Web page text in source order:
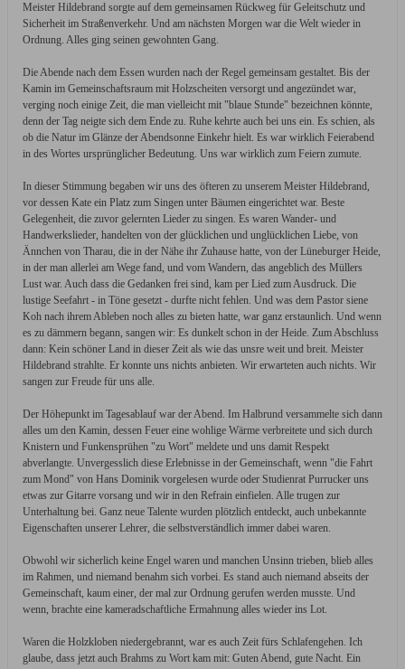
Meister Hildebrand sorgte auf dem gemeinsamen Rückweg für Geleitschutz und
Sicherheit im Straßenverkehr. Und am nächsten Morgen war die Welt wieder in
Ordnung. Alles ging seinen gewohnten Gang.
Die Abende nach dem Essen wurden nach der Regel gemeinsam gestaltet. Bis der
Kamin im Gemeinschaftsraum mit Holzscheiten versorgt und angezündet war,
verging noch einige Zeit, die man vielleicht mit "blaue Stunde" bezeichnen könnte,
denn der Tag neigte sich dem Ende zu. Ruhe kehrte auch bei uns ein. Es schien, als
ob die Natur im Glänze der Abendsonne Einkehr hielt. Es war wirklich Feierabend
in des Wortes ursprünglicher Bedeutung. Uns war wirklich zum Feiern zumute.
In dieser Stimmung begaben wir uns des öfteren zu unserem Meister Hildebrand,
vor dessen Kate ein Platz zum Singen unter Bäumen eingerichtet war. Beste
Gelegenheit, die zuvor gelernten Lieder zu singen. Es waren Wander- und
Handwerkslieder, handelten von der glücklichen und unglücklichen Liebe, von
Ännchen von Tharau, die in der Nähe ihr Zuhause hatte, von der Lüneburger Heide,
in der man allerlei am Wege fand, und vom Wandern, das angeblich des Müllers
Lust war. Auch dass die Gedanken frei sind, kam per Lied zum Ausdruck. Die
lustige Seefahrt - in Töne gesetzt - durfte nicht fehlen. Und was dem Pastor siene
Koh nach ihrem Ableben noch alles zu bieten hatte, war ganz erstaunlich. Und wenn
es zu dämmern begann, sangen wir: Es dunkelt schon in der Heide. Zum Abschluss
dann: Kein schöner Land in dieser Zeit als wie das unsre weit und breit. Meister
Hildebrand strahlte. Er konnte uns nichts anbieten. Wir erwarteten auch nichts. Wir
sangen zur Freude für uns alle.
Der Höhepunkt im Tagesablauf war der Abend. Im Halbrund versammelte sich dann
alles um den Kamin, dessen Feuer eine wohlige Wärme verbreitete und sich durch
Knistern und Funkensprühen "zu Wort" meldete und uns damit Respekt
abverlangte. Unvergesslich diese Erlebnisse in der Gemeinschaft, wenn "die Fahrt
zum Mond" von Hans Dominik vorgelesen wurde oder Studienrat Purrucker uns
etwas zur Gitarre vorsang und wir in den Refrain einfielen. Alle trugen zur
Unterhaltung bei. Ganz neue Talente wurden plötzlich entdeckt, auch unbekannte
Eigenschaften unserer Lehrer, die selbstverständlich immer dabei waren.
Obwohl wir sicherlich keine Engel waren und manchen Unsinn trieben, blieb alles
im Rahmen, und niemand benahm sich vorbei. Es stand auch niemand abseits der
Gemeinschaft, kaum einer, der mal zur Ordnung gerufen werden musste. Und
wenn, brachte eine kameradschaftliche Ermahnung alles wieder ins Lot.
Waren die Holzkloben niedergebrannt, war es auch Zeit fürs Schlafengehen. Ich
glaube, dass jetzt auch Brahms zu Wort kam mit: Guten Abend, gute Nacht. Ein